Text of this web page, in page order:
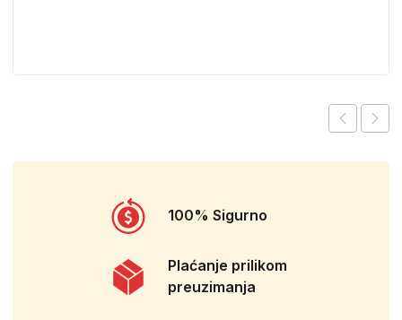
100% Sigurno
Plaćanje prilikom
preuzimanja